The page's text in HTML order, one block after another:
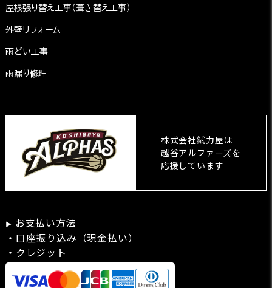
屋根張り替え工事（葺き替え工事）
外壁リフォーム
雨どい工事
雨漏り修理
株式会社錻力屋は
越谷アルファーズを
応援しています
▶ お支払い方法
・口座振り込み（現金払い）
・クレジット